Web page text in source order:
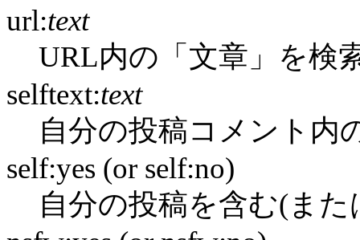
url:text
URL内の「文章」を検
selftext:text
自分の投稿コメント内
self:yes (or self:no)
自分の投稿を含む(ま